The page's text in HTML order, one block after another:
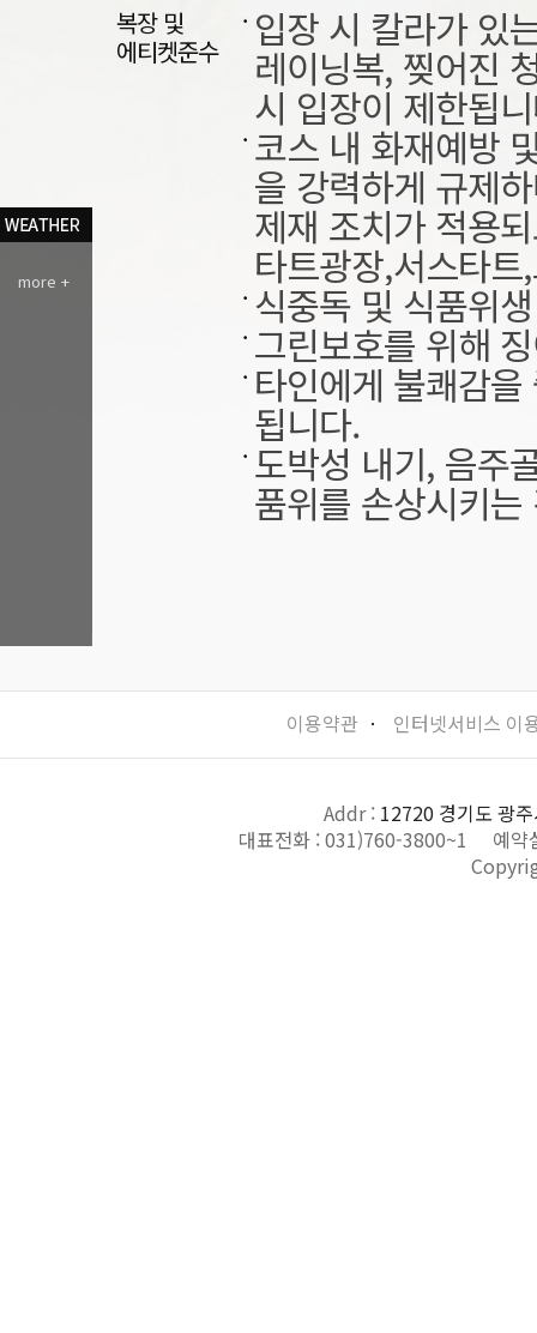
복장 및
에티켓준수
입장 시 칼라가 있
레이닝복, 찢어진
시 입장이 제한됩
코스 내 화재예방
을 강력하게 규제
제재 조치가 적용
타트광장,서스타
식중독 및 식품위
그린보호를 위해
타인에게 불쾌감
됩니다.
도박성 내기, 음주
품위를 손상시키
more +
이용약관 ㆍ 인터넷서비스 이
Addr : 12720 경기도 광
대표전화 :031)760-3800~1
예약